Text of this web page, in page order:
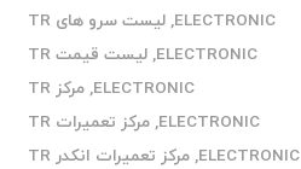
ELECTRONIC
,
لیست سرو های TR
ELECTRONIC
,
لیست قیمت TR
ELECTRONIC
,
مرکز TR
ELECTRONIC
,
مرکز تعمیرات TR
ELECTRONIC
,
مرکز تعمیرات انکدر TR